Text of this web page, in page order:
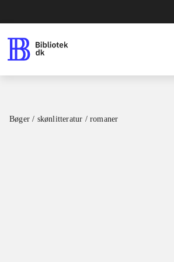
Bøger / skønlitteratur / romaner